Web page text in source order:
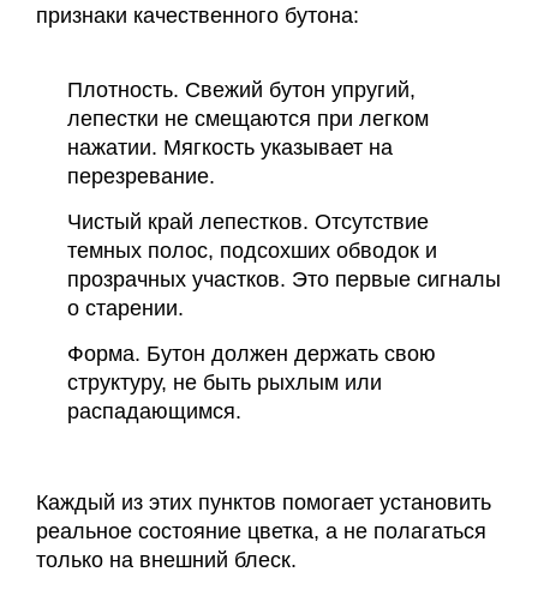
признаки качественного бутона:
Плотность. Свежий бутон упругий,
лепестки не смещаются при легком
нажатии. Мягкость указывает на
перезревание.
Чистый край лепестков. Отсутствие
темных полос, подсохших обводок и
прозрачных участков. Это первые сигналы
о старении.
Форма. Бутон должен держать свою
структуру, не быть рыхлым или
распадающимся.
Каждый из этих пунктов помогает установить
реальное состояние цветка, а не полагаться
только на внешний блеск.